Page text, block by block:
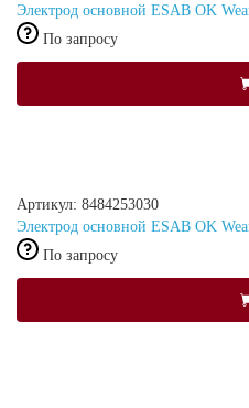
Электрод основной ESAB OK
По запросу
Артикул: 8484253030
Электрод основной ESAB OK
По запросу